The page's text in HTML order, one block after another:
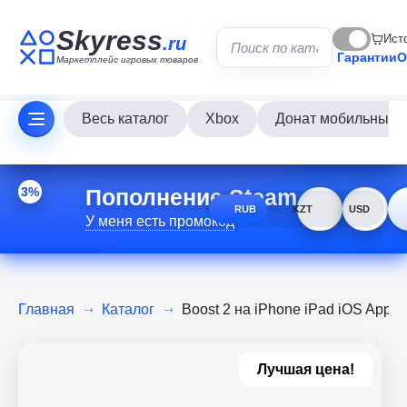
Skyress.ru
Маркетплейс игровых товаров Гарантии
Весь каталог Xbox Донат мобильных
3% Пополнение Steam
У меня есть промокод
RUB KZT USD
Главная Каталог Boost 2 на iPhone iPad iOS
Лучшая цена!